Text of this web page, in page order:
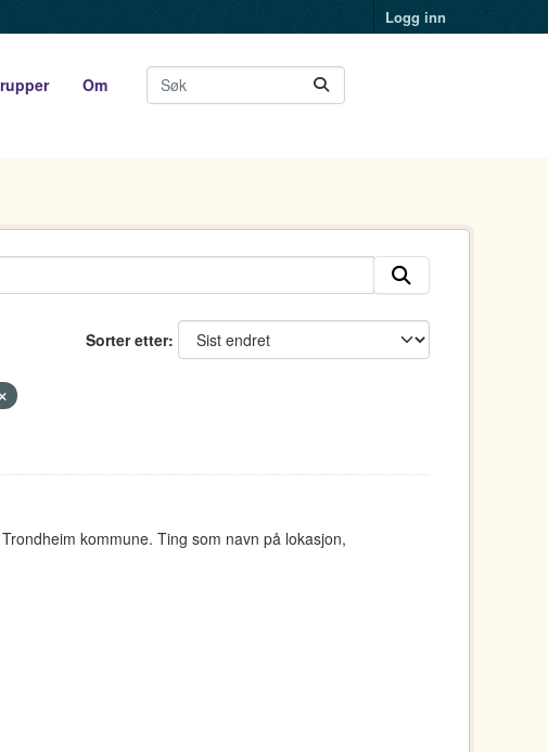
Logg inn
Om
Sorter etter
kommune. Ting som navn på lokasjon,